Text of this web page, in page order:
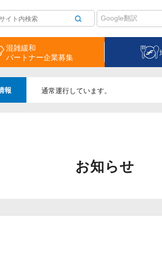
混雑緩和
パートナー企業募集
報 通常運行しています。
お知らせ